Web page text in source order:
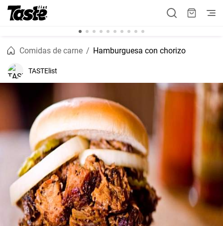
Comidas de carne Hamburguesa con chorizo
TASTElist